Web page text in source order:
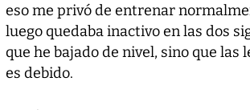
eso me privó de entrenar
luego quedaba inactivo en las dos
que he bajado de nivel, sino que
es debido.